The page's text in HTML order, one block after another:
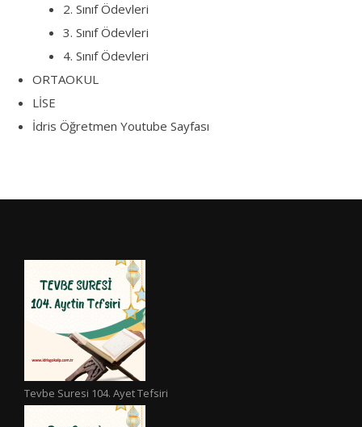
2. Sınıf Ödevleri
3. Sınıf Ödevleri
4. Sınıf Ödevleri
ORTAOKUL
LİSE
İdris Öğretmen Youtube Sayfası
Tevbe Suresi 104. Ayet Tefsiri